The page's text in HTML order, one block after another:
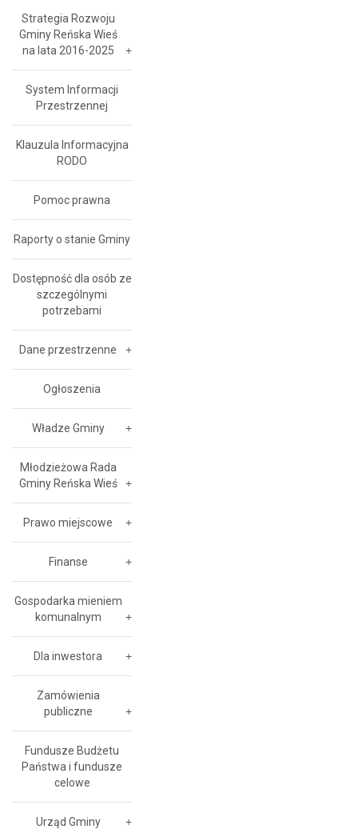
Strategia Rozwoju
Gminy Reńska Wieś
na lata 2016-2025
System Informacji
Przestrzennej
Klauzula Informacyjna
RODO
Pomoc prawna
Raporty o stanie Gminy
Dostępność dla osób ze
szczególnymi
potrzebami
Dane przestrzenne
Ogłoszenia
Władze Gminy
Młodzieżowa Rada
Gminy Reńska Wieś
Prawo miejscowe
Finanse
Gospodarka mieniem
komunalnym
Dla inwestora
Zamówienia
publiczne
Fundusze Budżetu
Państwa i fundusze
celowe
Urząd Gminy